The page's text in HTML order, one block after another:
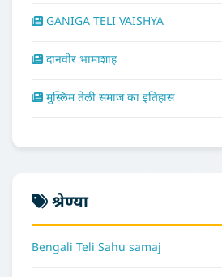
GANIGA TELI VAISHYA
दानवीर भामाशाह
मुस्लिम तेली समाज का इतिहास
श्रेण्या
Bengali Teli Sahu samaj